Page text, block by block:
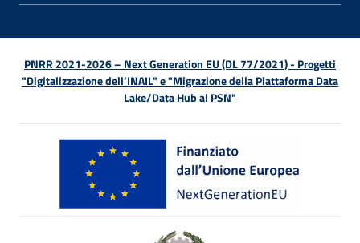
PNRR 2021-2026 – Next Generation EU (DL 77/2021) - Progetti
"Digitalizzazione dell’INAIL" e "Migrazione della Piattaforma Data
Lake/Data Hub al PSN"